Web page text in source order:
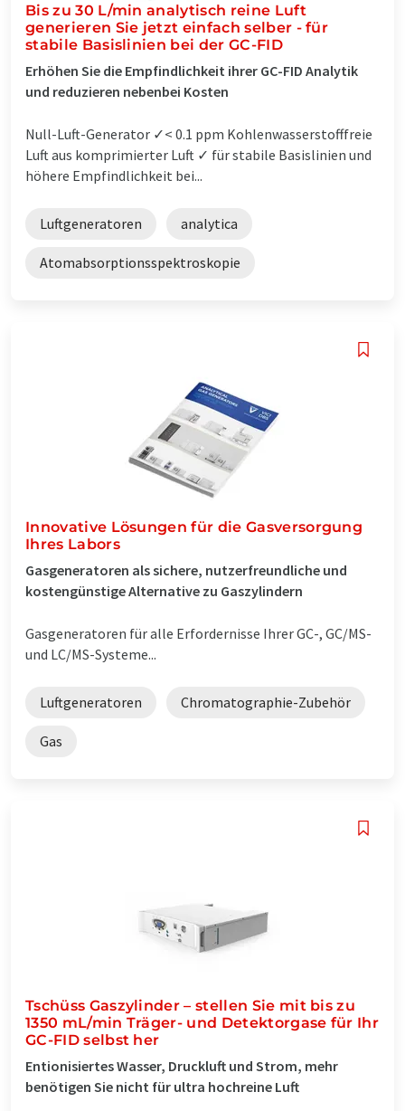
Bis zu 30 L/min analytisch reine Luft
generieren Sie jetzt einfach selber - für
stabile Basislinien bei der GC-FID
Erhöhen Sie die Empfindlichkeit ihrer GC-FID Analytik
und reduzieren nebenbei Kosten
Null-Luft-Generator ✓< 0.1 ppm Kohlenwasserstofffreie
Luft aus komprimierter Luft ✓ für stabile Basislinien und
höhere Empfindlichkeit bei...
Luftgeneratoren analytica
Atomabsorptionsspektroskopie
Innovative Lösungen für die Gasversorgung
Ihres Labors
Gasgeneratoren als sichere, nutzerfreundliche und
kostengünstige Alternative zu Gaszylindern
Gasgeneratoren für alle Erfordernisse Ihrer GC-, GC/MS-
und LC/MS-Systeme...
Luftgeneratoren Chromatographie-Zubehör
Gas
Tschüss Gaszylinder – stellen Sie mit bis zu
1350 mL/min Träger- und Detektorgase für Ihr
GC-FID selbst her
Entionisiertes Wasser, Druckluft und Strom, mehr
benötigen Sie nicht für ultra hochreine Luft